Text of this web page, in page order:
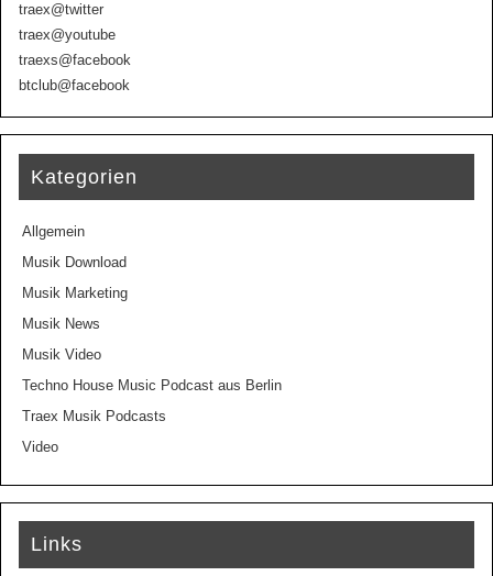
traex@twitter
traex@youtube
traexs@facebook
btclub@facebook
Kategorien
Allgemein
Musik Download
Musik Marketing
Musik News
Musik Video
Techno House Music Podcast aus Berlin
Traex Musik Podcasts
Video
Links